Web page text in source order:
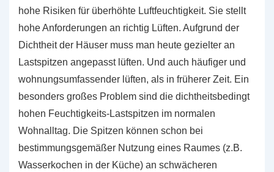
hohe Risiken für überhöhte Luftfeuchtigkeit. Sie stellt
hohe Anforderungen an richtig Lüften. Aufgrund der
Dichtheit der Häuser muss man heute gezielter an
Lastspitzen angepasst lüften. Und auch häufiger und
wohnungsumfassender lüften, als in früherer Zeit. Ein
besonders großes Problem sind die dichtheitsbedingt
hohen Feuchtigkeits-Lastspitzen im normalen
Wohnalltag. Die Spitzen können schon bei
bestimmungsgemäßer Nutzung eines Raumes (z.B.
Wasserkochen in der Küche) an schwächeren